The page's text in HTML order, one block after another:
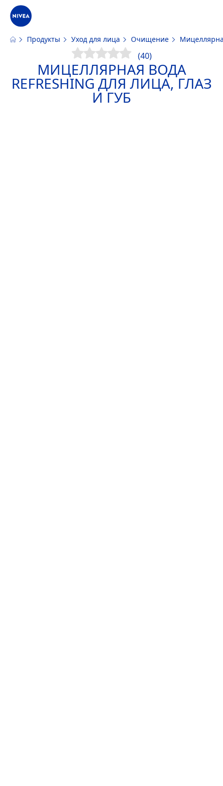
Наш сайт использует файлы cookie. Пожалуйста, ознакомьтесь с
файлов cookie и аналогичных
ПРИНЯТЬ
Продукты Уход для лица Очищение
(40)
МИЦЕЛЛЯРНАЯ ВОДА
REFRESHING ДЛЯ ЛИЦА, ГЛАЗ
И ГУБ